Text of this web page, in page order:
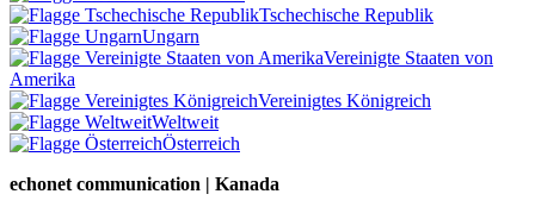
Tschechische Republik
Ungarn
Vereinigte Staaten von
Amerika
Vereinigtes Königreich
Weltweit
Österreich
echonet communication | Kanada